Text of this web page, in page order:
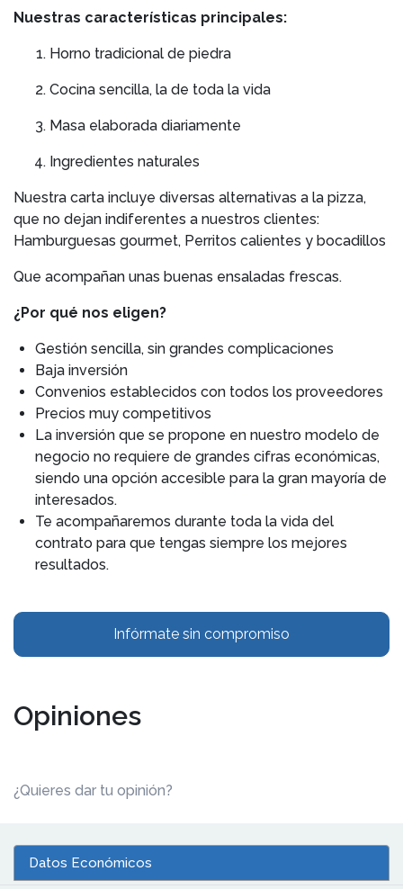
Nuestras características principales:
Horno tradicional de piedra
Cocina sencilla, la de toda la vida
Masa elaborada diariamente
Ingredientes naturales
Nuestra carta incluye diversas alternativas a la pizza,
que no dejan indiferentes a nuestros clientes:
Hamburguesas gourmet, Perritos calientes y bocadillos
Que acompañan unas buenas ensaladas frescas.
¿Por qué nos eligen?
Gestión sencilla, sin grandes complicaciones
Baja inversión
Convenios establecidos con todos los proveedores
Precios muy competitivos
La inversión que se propone en nuestro modelo de
negocio no requiere de grandes cifras económicas,
siendo una opción accesible para la gran mayoría de
interesados.
Te acompañaremos durante toda la vida del
contrato para que tengas siempre los mejores
resultados.
Infórmate sin compromiso
Opiniones
¿Quieres dar tu opinión?
Datos Económicos